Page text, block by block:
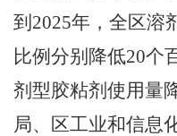
到 2025年，全区溶
比例分别降低20个
剂型胶粘剂使用量
局、区工业和信息